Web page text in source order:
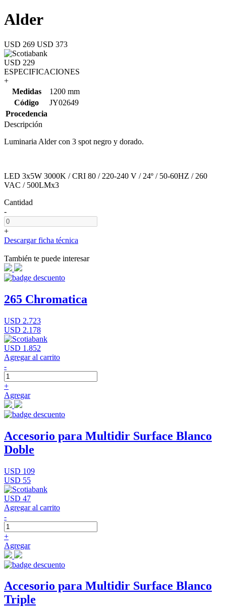
Alder
USD 269 USD 373
USD 229
ESPECIFICACIONES
+
Medidas
1200 mm
Código
JY02649
Procedencia
Descripción
Luminaria Alder con 3 spot negro y dorado.
LED 3x5W 3000K / CRI 80 / 220-240 V / 24º / 50-60HZ / 260
VAC / 500LMx3
Cantidad
-
+
Descargar ficha técnica
También te puede interesar
265 Chromatica
USD 2.723
USD 2.178
USD 1.852
Agregar al carrito
-
+
Agregar
Accesorio para Multidir Surface Blanco
Doble
USD 109
USD 55
USD 47
Agregar al carrito
-
+
Agregar
Accesorio para Multidir Surface Blanco
Triple